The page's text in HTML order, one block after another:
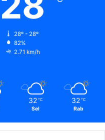
28º - 28º
82%
2.71 km/h
32 ℃
Sel
32 ℃
Rab